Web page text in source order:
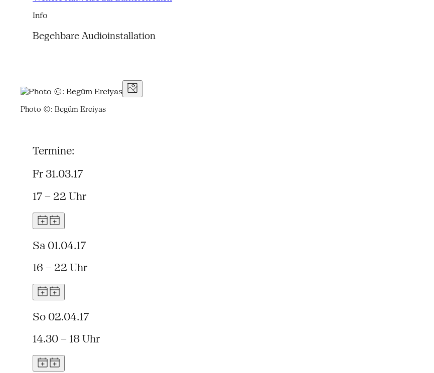
Info
Begehbare Audioinstallation
Photo ©: Begüm Erciyas
Termine:
Fr 31.03.17
17 – 22 Uhr
Sa 01.04.17
16 – 22 Uhr
So 02.04.17
14.30 – 18 Uhr